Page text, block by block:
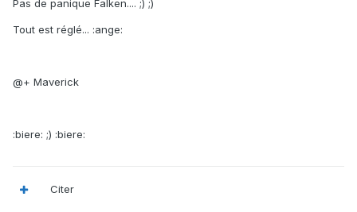
Pas de panique Falken.... ;) ;)
Tout est réglé... :ange:
@+ Maverick
:biere: ;) :biere:
Citer